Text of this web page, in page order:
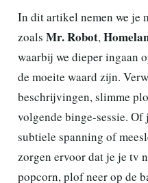
In dit artikel nemen we je
zoals Mr. Robot,
waarbij we dieper ingaan
de moeite waard zijn.
beschrijvingen, slimme
volgende binge-sessie.
subtiele spanning of
zorgen ervoor dat je je tv
popcorn, plof neer op de